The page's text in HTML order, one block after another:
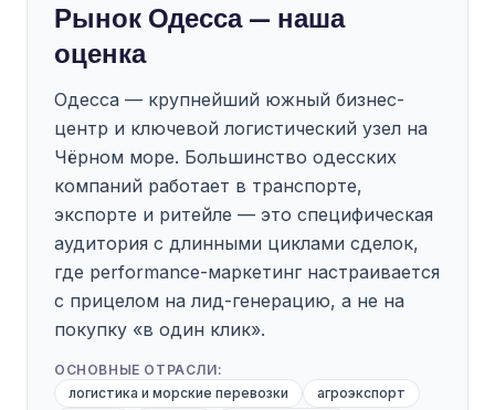
Рынок Одесса — наша
оценка
Одесса — крупнейший южный бизнес-
центр и ключевой логистический узел на
Чёрном море. Большинство одесских
компаний работает в транспорте,
экспорте и ритейле — это специфическая
аудитория с длинными циклами сделок,
где performance-маркетинг настраивается
с прицелом на лид-генерацию, а не на
покупку «в один клик».
ОСНОВНЫЕ ОТРАСЛИ:
логистика и морские перевозки
агроэкспорт